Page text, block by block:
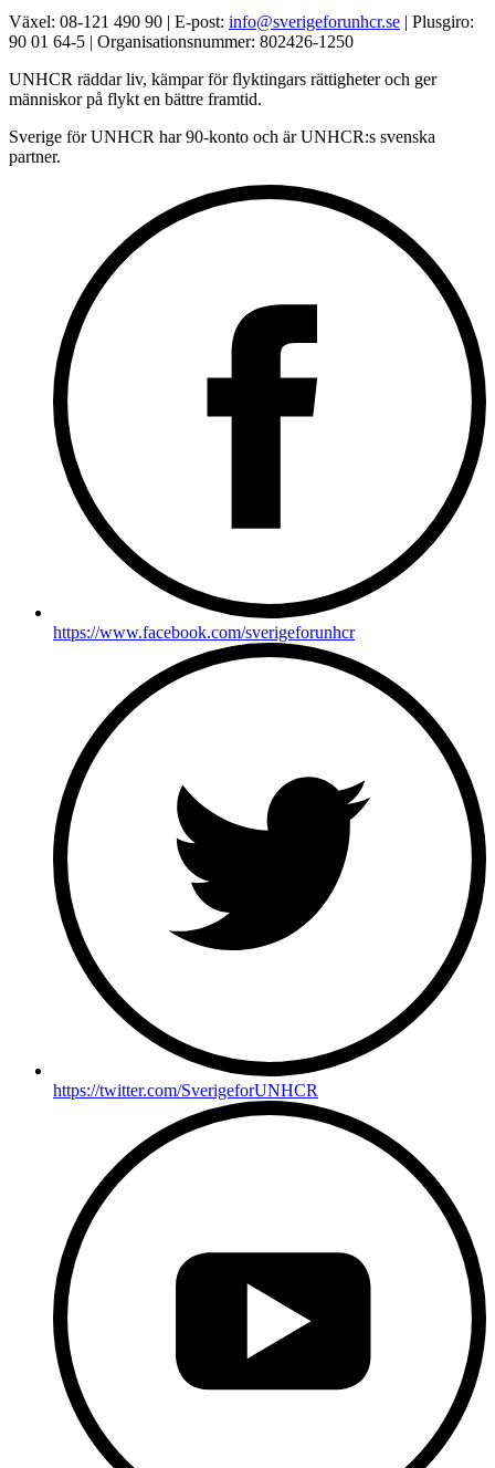
Växel: 08-121 490 90 | E-post: info@sverigeforunhcr.se | Plusgiro:
90 01 64-5 | Organisationsnummer: 802426-1250
UNHCR räddar liv, kämpar för flyktingars rättigheter och ger
människor på flykt en bättre framtid.
Sverige för UNHCR har 90-konto och är UNHCR:s svenska
partner.
https://www.facebook.com/sverigeforunhcr
https://twitter.com/SverigeforUNHCR